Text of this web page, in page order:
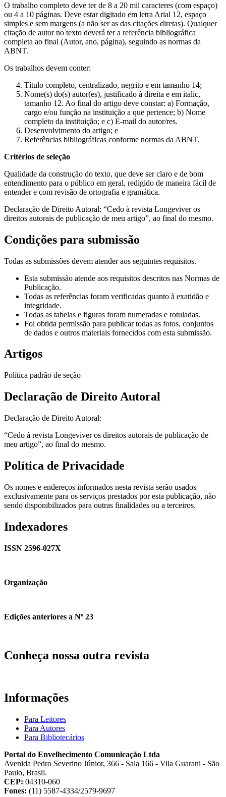
O trabalho completo deve ter de 8 a 20 mil caracteres (com espaço)
ou 4 a 10 páginas. Deve estar digitado em letra Arial 12, espaço
simples e sem margens (a não ser as das citações diretas). Qualquer
citação de autor no texto deverá ter a referência bibliográfica
completa ao final (Autor, ano, página), seguindo as normas da
ABNT.
Os trabalhos devem conter:
Título completo, centralizado, negrito e em tamanho 14;
Nome(s) do(s) autor(es), justificado à direita e em italic,
tamanho 12. Ao final do artigo deve constar: a) Formação,
cargo e/ou função na instituição a que pertence; b) Nome
completo da instituição; e c) E-mail do autor/res.
Desenvolvimento do artigo; e
Referências bibliográficas conforme normas da ABNT.
Critérios de seleção
Qualidade da construção do texto, que deve ser claro e de bom
entendimento para o público em geral, redigido de maneira fácil de
entender e com revisão de ortografia e gramática.
Declaração de Direito Autoral: “Cedo à revista Longeviver os
direitos autorais de publicação de meu artigo”, ao final do mesmo.
Condições para submissão
Todas as submissões devem atender aos seguintes requisitos.
Esta submissão atende aos requisitos descritos nas Normas de
Publicação.
Todas as referências foram verificadas quanto à exatidão e
integridade.
Todas as tabelas e figuras foram numeradas e rotuladas.
Foi obtida permissão para publicar todas as fotos, conjuntos
de dados e outros materiais fornecidos com esta submissão.
Artigos
Política padrão de seção
Declaração de Direito Autoral
Declaração de Direito Autoral:
“Cedo à revista Longeviver os direitos autorais de publicação de
meu artigo”, ao final do mesmo.
Política de Privacidade
Os nomes e endereços informados nesta revista serão usados
exclusivamente para os serviços prestados por esta publicação, não
sendo disponibilizados para outras finalidades ou a terceiros.
Indexadores
ISSN 2596-027X
Organização
Edições anteriores a Nº 23
Conheça nossa outra revista
Informações
Para Leitores
Para Autores
Para Bibliotecários
Portal do Envelhecimento Comunicação Ltda
Avenida Pedro Severino Júnior, 366 - Sala 166 - Vila Guarani - São
Paulo, Brasil.
CEP: 04310-060
Fones: (11) 5587-4334/2579-9697